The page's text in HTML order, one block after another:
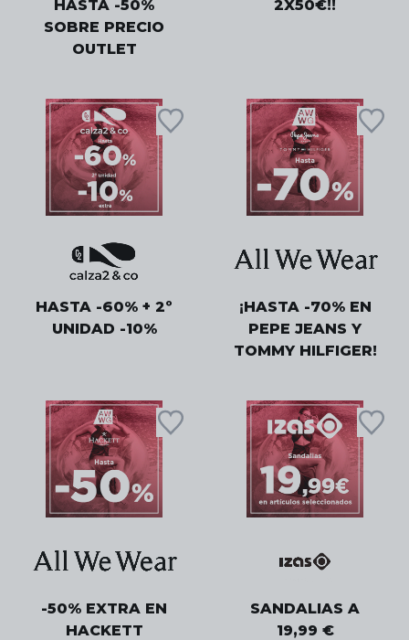
HASTA -50%
SOBRE PRECIO
OUTLET
2X50€!!
HASTA -60% + 2º
UNIDAD -10%
¡HASTA -70% EN
PEPE JEANS Y
TOMMY HILFIGER!
-50% EXTRA EN
HACKETT
SANDALIAS A
19,99 €